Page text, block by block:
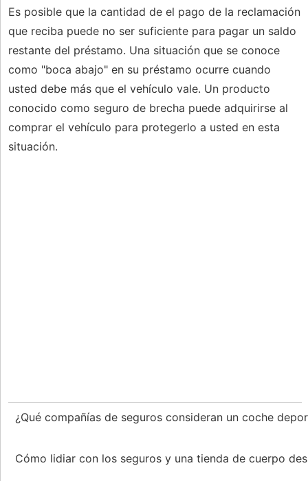
Es posible que la cantidad de el pago de la reclamación
que reciba puede no ser suficiente para pagar un saldo
restante del préstamo. Una situación que se conoce
como "boca abajo" en su préstamo ocurre cuando
usted debe más que el vehículo vale. Un producto
conocido como seguro de brecha puede adquirirse al
comprar el vehículo para protegerlo a usted en esta
situación.
¿Qué compañías de seguros consideran un coche
Cómo lidiar con los seguros y una tienda de cuerpo